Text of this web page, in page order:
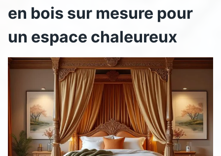
en bois sur mesure pour
un espace chaleureux